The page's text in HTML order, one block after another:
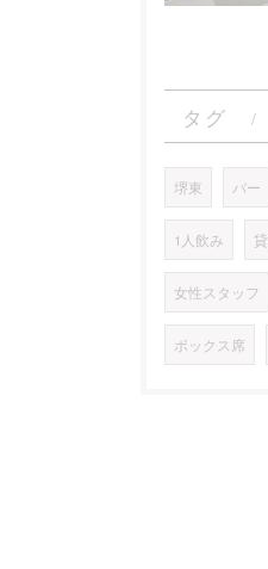
タグ
堺東 バー
1人飲み
女性スタッフ
ボックス席